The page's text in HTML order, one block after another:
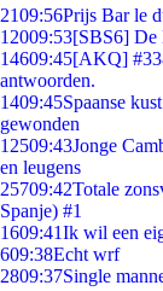
2109:56Prijs Bar le
12009:53[SBS6] De
14609:45[AKQ]
antwoorden.
1409:45Spaanse
gewonden
12509:43Jonge
en leugens
25709:42Totale
Spanje) #1
1609:41Ik wil een
609:38Echt wrf
2809:37Single